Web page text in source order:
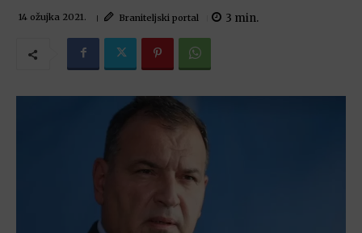
14 ožujka 2021. Braniteljski portal 3 min.